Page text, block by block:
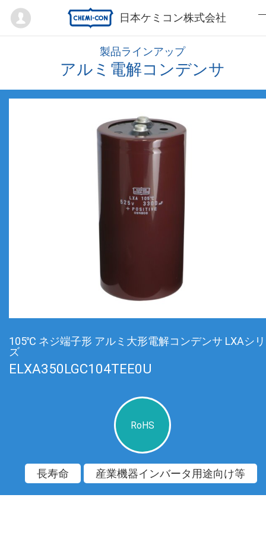
日本ケミコン株式会社
Mypage
製品ラインアップ
アルミ電解コンデンサ
105℃ ネジ端子形 アルミ大形電解コンデンサ LXAシ
ズ
ELXA350LGC104TEE0U
RoHS
長寿命 産業機器インバータ用途向け等